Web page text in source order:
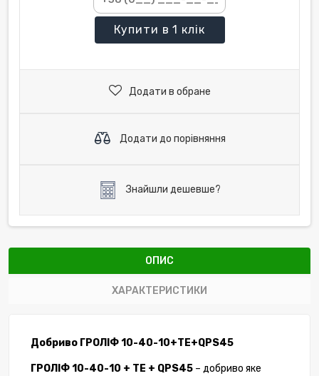
Купити в 1 клік
Додати в обране
Додати до порівняння
Знайшли дешевше?
ОПИС
ХАРАКТЕРИСТИКИ
Добриво ГРОЛІФ 10-40-10+TE+QPS45
ГРОЛІФ10-40-10 + TE + QPS45 – добриво яке